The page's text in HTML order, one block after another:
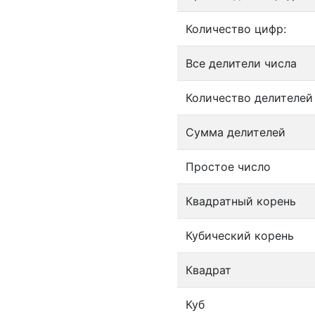
Количество цифр:
Все делители числа
Количество делителей
Сумма делителей
Простое число
Квадратный корень
Кубический корень
Квадрат
Куб